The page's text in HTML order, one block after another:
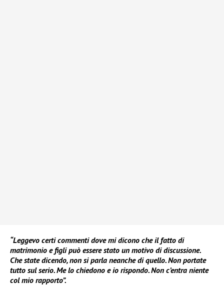
“Leggevo certi commenti dove mi dicono che il fatto di
matrimonio e figli può essere stato un motivo di discussione.
Che state dicendo, non si parla neanche di quello. Non portate
tutto sul serio. Me lo chiedono e io rispondo. Non c’entra niente
col mio rapporto”.